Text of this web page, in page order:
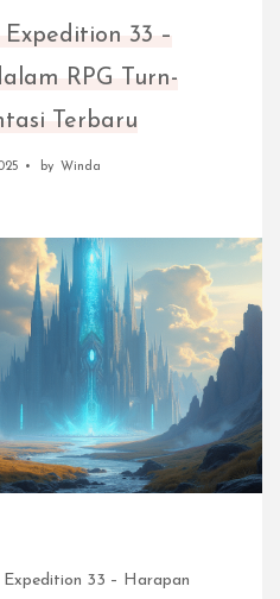
33 –
RPG Turn-
Terbaru
by Winda
Expedition 33 – Harapan